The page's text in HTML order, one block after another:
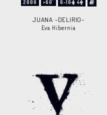
2000 >60' 6-10 4
JUANA -DELIRIO-
Eva Hibernia